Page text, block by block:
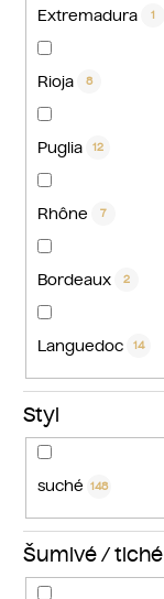
Extremadura 1
Rioja 8
Puglia 12
Rhône 7
Bordeaux 2
Languedoc 14
Styl
suché 148
Šumivé / tiché